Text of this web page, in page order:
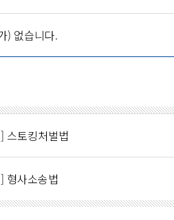
) 없습니다.
스토킹처벌법
형사소송법